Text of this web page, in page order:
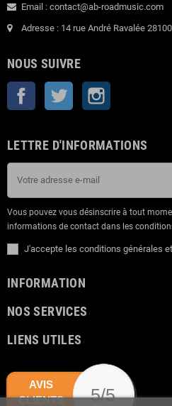
Email : contact@ab-roadmusic.com
Adresse : 14 rue André Ravalée
NOUS SUIVRE
Facebook Twitter
LETTRE D'INFORMATIONS
Vous pouvez vous désinscrire à tout
informations de contact dans les
J'accepte les conditions générales
INFORMATION
NOS SERVICES
LIENS UTILES
AVIS
CLIENTS
5/5